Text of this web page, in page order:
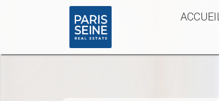
ACCUEIL